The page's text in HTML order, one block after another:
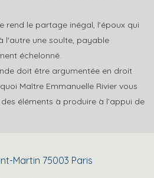
rend le partage inégal, l'époux qui
l'autre une soulte, payable
échelonné.
doit être argumentée en droit
Maître Emmanuelle Rivier vous
éléments à produire à l’appui de
Martin 75003 Paris